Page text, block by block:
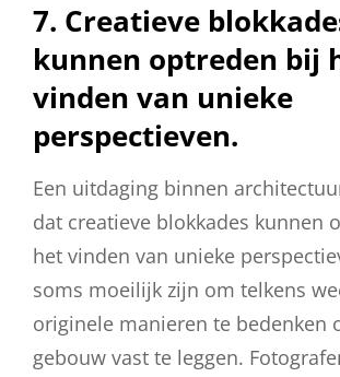
7. Creatieve
kunnen optreden bij
vinden van unieke
perspectieven.
Een uitdaging binnen
dat creatieve blokkades kunnen
het vinden van unieke
soms moeilijk zijn om telkens
originele manieren te bedenken
gebouw vast te leggen.